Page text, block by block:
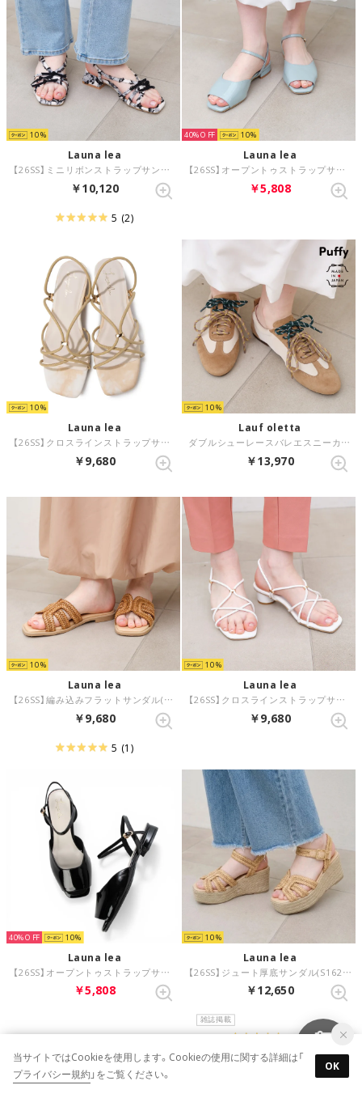
10
Launa lea
【26SS】ミニリボンストラップサンダル(0628) （アイボリーZ/C）
￥10,120
5 (2)
40% 10
Launa lea
【26SS】オープントゥストラップサンダル(0624) （ブルーグリーンE）
￥5,808
10
Launa lea
【26SS】クロスラインストラップサンダル(0626) （ベージュZ/C）
￥9,680
10
Lauf oletta
ダブルシューレースバレエスニーカー(LP147) （BEIGE-S/C）
￥13,970
10
Launa lea
【26SS】編み込みフラットサンダル(0622) （ブラウンZ）
￥9,680
5 (1)
10
Launa lea
【26SS】クロスラインストラップサンダル(0626) （ホワイト）
￥9,680
40% 10
Launa lea
【26SS】オープントゥストラップサンダル(0624) （ブラックE）
￥5,808
10
Launa lea
【26SS】ジュート厚底サンダル(S162) （ナチュラルZ）
￥12,650
雑誌掲載
5 (2)
当サイトではCookieを使用します。Cookieの使用に関する詳細は「
プライバシー規約 」をご覧ください。
OK